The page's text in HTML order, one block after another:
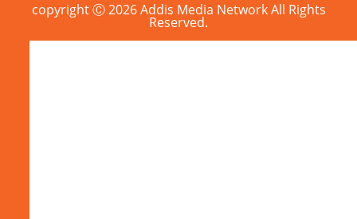
copyright Ⓒ 2026 Addis Media Network All Rights
Reserved.